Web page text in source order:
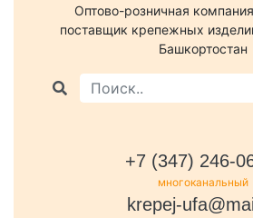
Оптово-розничная
поставщик крепежных
Башкортостан
+7 (347) 246-
многоканальный
krepej-